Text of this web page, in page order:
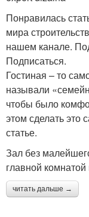
Понравилась
мира
нашем канале.
Подписаться.
Гостиная – то
называли
чтобы было
этом сделать это
статье.
Зал без
главной
читать дальше →